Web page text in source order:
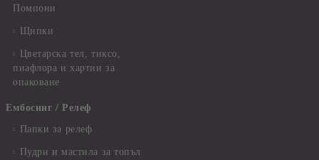
Помпони
Щипки
Цветарска тел, тиксо,
пиафлора и хартии за
опаковане
Ембосинг / Релеф
Папки за релеф
Пудри и мастила за топъл